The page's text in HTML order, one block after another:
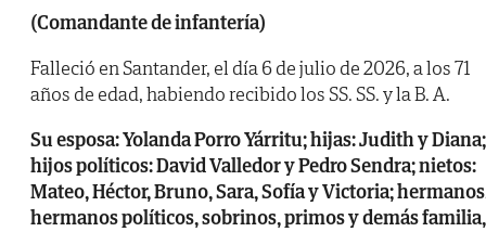
(Comandante de infantería)
Falleció en Santander, el día 6 de julio de 2026, a los 71
años de edad, habiendo recibido los SS. SS. y la B. A.
Su esposa: Yolanda Porro Yárritu; hijas: Judith y Diana;
hijos políticos: David Valledor y Pedro Sendra; nietos:
Mateo, Héctor, Bruno, Sara, Sofía y Victoria;
hermanos políticos, sobrinos, primos y demás familia,